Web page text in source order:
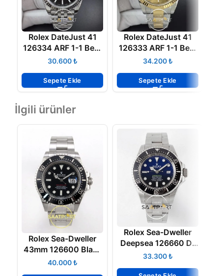
Rolex DateJust 41
126334 ARF 1-1 Best
Edition 904L Steel
Bracelet 3235
₺
Sepete Ekle
Rolex DateJust 41
126333 ARF 1-1 Best
Edition 904L Steel
Clone
₺
Sepete Ekle
İlgili ürünler
Rolex Sea-Dweller
43mm 126600 Black
904L Eta Saat
₺
Rolex Sea-Dweller
Deepsea 126660 D-
Blue James Cameron
₺